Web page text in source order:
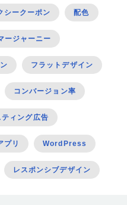
シークーポン 配色
ージャーニー
フラットデザイン
コンバージョン率
ティング広告
プリ WordPress
レスポンシブデザイン